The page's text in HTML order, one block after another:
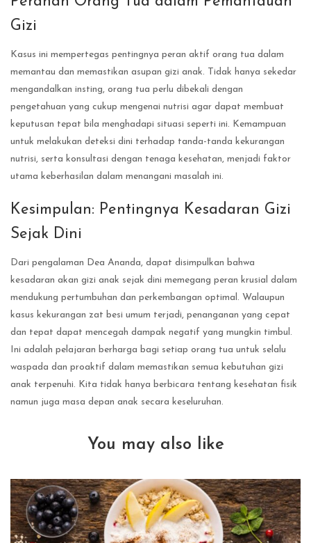
Gizi
Kasus ini mempertegas pentingnya peran aktif orang tua dalam
memantau dan memastikan asupan gizi anak. Tidak hanya sekedar
mengandalkan insting, orang tua perlu dibekali dengan
pengetahuan yang cukup mengenai nutrisi agar dapat membuat
keputusan tepat bila menghadapi situasi seperti ini. Kemampuan
untuk melakukan deteksi dini terhadap tanda-tanda kekurangan
nutrisi, serta konsultasi dengan tenaga kesehatan, menjadi faktor
utama keberhasilan dalam menangani masalah ini.
Kesimpulan: Pentingnya Kesadaran Gizi
Sejak Dini
Dari pengalaman Dea Ananda, dapat disimpulkan bahwa
kesadaran akan gizi anak sejak dini memegang peran krusial dalam
mendukung pertumbuhan dan perkembangan optimal. Walaupun
kasus kekurangan zat besi umum terjadi, penanganan yang cepat
dan tepat dapat mencegah dampak negatif yang mungkin timbul.
Ini adalah pelajaran berharga bagi setiap orang tua untuk selalu
waspada dan proaktif dalam memastikan semua kebutuhan gizi
anak terpenuhi. Kita tidak hanya berbicara tentang kesehatan fisik
namun juga masa depan anak secara keseluruhan.
You may also like